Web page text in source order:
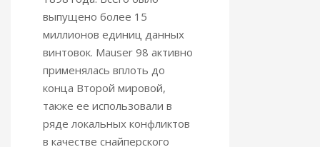
выпущено более 15
миллионов единиц данных
винтовок. Mauser 98 активно
применялась вплоть до
конца Второй мировой,
также ее использовали в
ряде локальных конфликтов
в качестве снайперского